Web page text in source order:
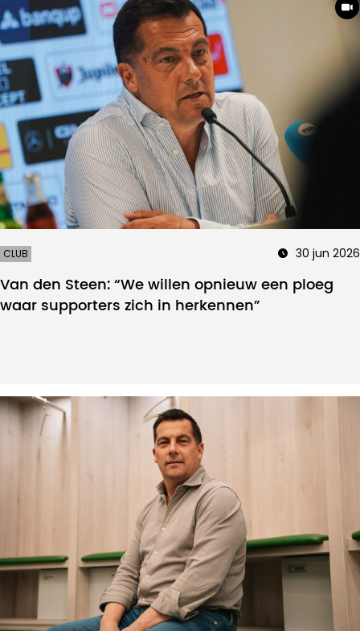
CLUB 30 jun 2026
Van den Steen: “We willen opnieuw een ploeg
waar supporters zich in herkennen”